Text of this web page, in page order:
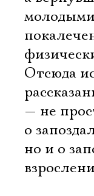
Отсюда
— не
о
но и о